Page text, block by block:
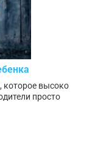
которое высоко
просто